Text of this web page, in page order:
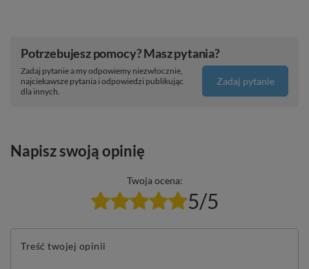
Potrzebujesz pomocy? Masz pytania?
Zadaj pytanie a my odpowiemy niezwłocznie,
najciekawsze pytania i odpowiedzi publikując
dla innych.
Zadaj pytanie
Napisz swoją opinię
Twoja ocena:
5/5
Treść twojej opinii